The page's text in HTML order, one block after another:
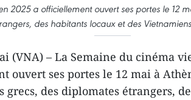
2025 a officiellement ouvert ses portes le 12
des habitants locaux et des
(VNA) – La Semaine du cinéma
ouvert ses portes le 12 mai à
grecs, des diplomates étrangers,